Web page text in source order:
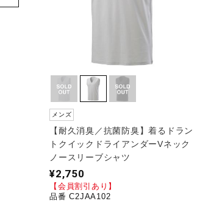
メンズ
【耐久消臭／抗菌防臭】着るドラン
トクイックドライアンダーVネック
ノースリーブシャツ
¥2,750
【会員割引あり】
品番 C2JAA102